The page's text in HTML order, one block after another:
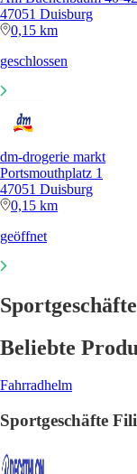
47051 Duisburg
0,15 km
geschlossen
dm-drogerie markt
Portsmouthplatz 1
47051 Duisburg
0,15 km
geöffnet
Beliebte
Fahrradhelm
Sportgeschäfte